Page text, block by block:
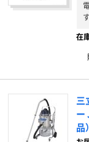
す
在
三
ー
品）